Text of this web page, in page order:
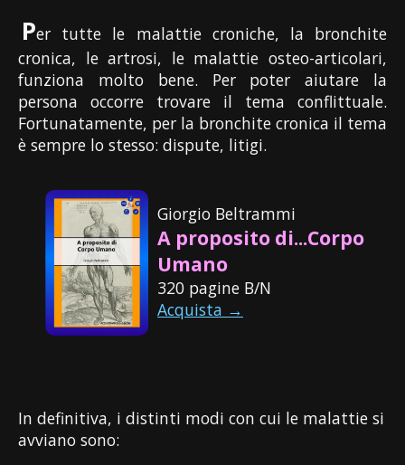
Per tutte le malattie croniche, la bronchite
cronica, le artrosi, le malattie osteo-articolari,
funziona molto bene. Per poter aiutare la
persona occorre trovare il tema conflittuale.
Fortunatamente, per la bronchite cronica il tema
è sempre lo stesso: dispute, litigi.
Giorgio Beltrammi
A proposito di...Corpo
Umano
320 pagine B/N
Acquista →
In definitiva, i distinti modi con cui le malattie si
avviano sono: